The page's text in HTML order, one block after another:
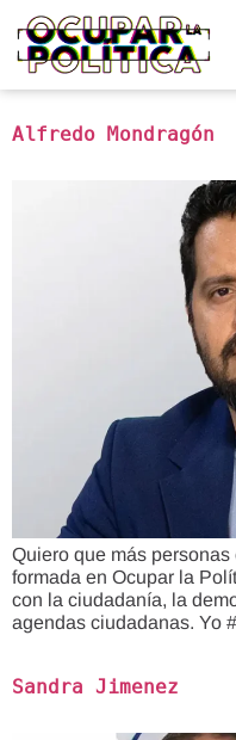
Alfredo Mondragón
Quiero que más
formada en Ocupar la
con la ciudadanía, la
agendas ciudadanas. Yo
Sandra Jimenez